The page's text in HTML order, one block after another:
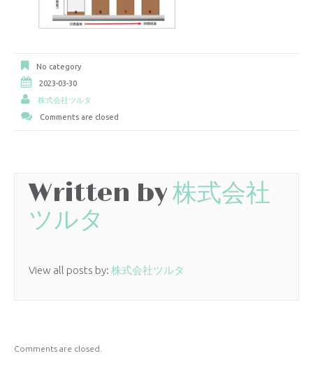
No category
2023-03-30
株式会社ツルタ
Comments are closed
Written by株式会社
ツルタ
View all posts by: 株式会社ツルタ
Comments are closed.